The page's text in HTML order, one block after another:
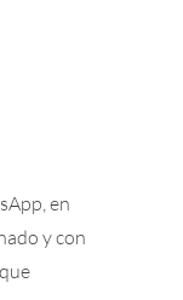
en
y con